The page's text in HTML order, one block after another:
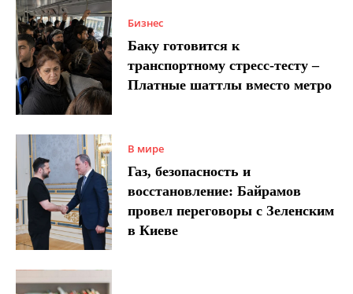
Бизнес
Баку готовится к
транспортному стресс-тесту –
Платные шаттлы вместо метро
В мире
Газ, безопасность и
восстановление: Байрамов
провел переговоры с Зеленским
в Киеве